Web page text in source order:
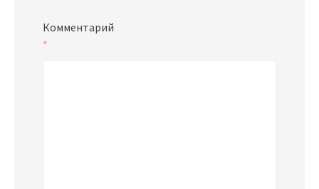
Комментарий
*